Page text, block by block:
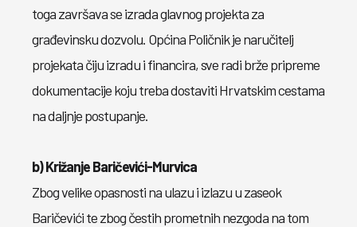
toga završava se izrada glavnog projekta za
građevinsku dozvolu. Općina Poličnik je naručitelj
projekata čiju izradu i financira, sve radi brže pripreme
dokumentacije koju treba dostaviti Hrvatskim cestama
na daljnje postupanje.
b) Križanje Baričevići-Murvica
Zbog velike opasnosti na ulazu i izlazu u zaseok
Baričevići te zbog čestih prometnih nezgoda na tom